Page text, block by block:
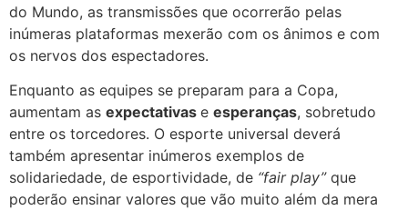
do Mundo, as transmissões que ocorrerão pelas
inúmeras plataformas mexerão com os ânimos e com
os nervos dos espectadores.
Enquanto as equipes se preparam para a Copa,
aumentam as expectativas e esperanças, sobretudo
entre os torcedores. O esporte universal deverá
também apresentar inúmeros exemplos de
solidariedade, de esportividade, de “fair play” que
poderão ensinar valores que vão muito além da mera